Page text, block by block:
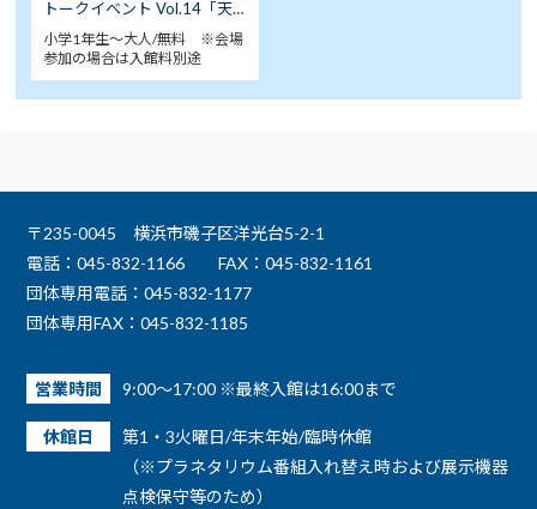
トークイベント Vol.14「天…
小学1年生～大人/無料 ※会場
参加の場合は入館料別途
〒235-0045 横浜市磯子区洋光台5-2-1
電話：045-832-1166
FAX：045-832-1161
団体専用電話：045-832-1177
団体専用FAX：045-832-1185
営業時間 9:00～17:00 ※最終入館は16:00まで
休館日
第1・3火曜日/年末年始/臨時休館
（※プラネタリウム番組入れ替え時および展示機器
点検保守等のため）